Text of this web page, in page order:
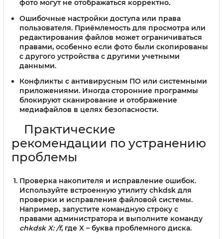
фото могут не отображаться корректно.
Ошибочные настройки доступа или права
пользователя. Приёмлемость для просмотра или
редактирования файлов может ограничиваться
правами, особенно если фото были скопированы
с другого устройства с другими учетными
данными.
Конфликты с антивирусным ПО или системными
приложениями. Иногда сторонние программы
блокируют сканирование и отображение
медиафайлов в целях безопасности.
Практические
рекомендации по устранению
проблемы
Проверка накопителя и исправление ошибок.
Используйте встроенную утилиту chkdsk для
проверки и исправления файловой системы.
Например, запустите командную строку с
правами администратора и выполните команду
chkdsk X: /f, где X – буква проблемного диска.